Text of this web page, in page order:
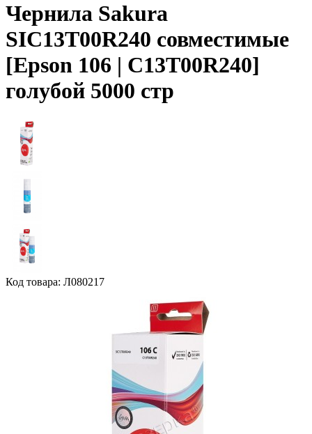
Чернила Sakura
SIC13T00R240 совместимые
[Epson 106 | C13T00R240]
голубой 5000 стр
Код товара: Л080217